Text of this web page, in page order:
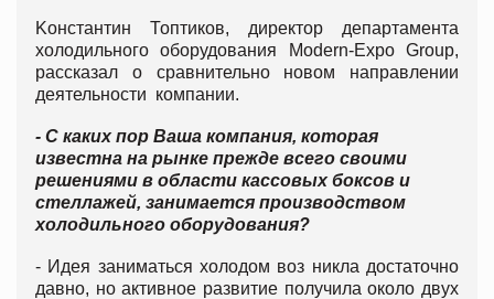
Kонстантин Топтиков, директор департамента
холодильного оборудования Modern-Expo Group,
рассказал о сравнительно новом направлении
деятельности компании.
- С каких пор Ваша компания, которая
известна на рынке прежде всего своими
решениями в области кассовых боксов и
стеллажей, занимается производством
холодильного оборудования?
- Идея заниматься холодом воз никла достаточно
давно, но активное развитие получила около двух